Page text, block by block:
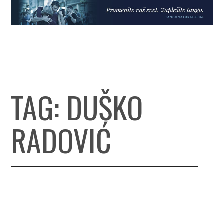
TAG: DUŠKO
RADOVIĆ